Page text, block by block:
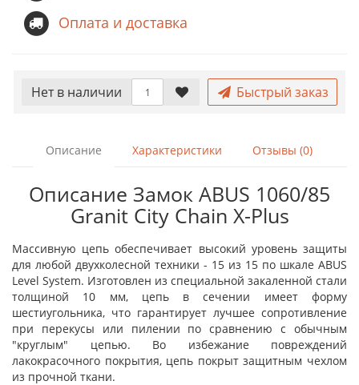
Оплата и доставка
Нет в наличии Быстрый заказ
Описание Характеристики Отзывы (0)
Описание Замок ABUS 1060/85
Granit City Chain X-Plus
Массивную цепь обеспечивает высокий уровень защиты
для любой двухколесной техники - 15 из 15 по шкале ABUS
Level System. Изготовлен из специальной закаленной стали
толщиной 10 мм, цепь в сечении имеет форму
шестиугольника, что гарантирует лучшее сопротивление
при перекусы или пилении по сравнению с обычным
"круглым" цепью. Во избежание повреждений
лакокрасочного покрытия, цепь покрыт защитным чехлом
из прочной ткани.